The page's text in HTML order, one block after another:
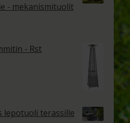
- mekanismituolit
595,00 €- Rst
lepotuoli terassille